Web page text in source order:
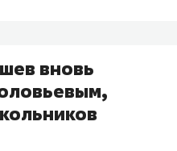
вновь